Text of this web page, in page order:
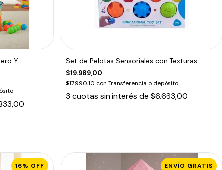
Y Set de Pelotas Sensoriales con Texturas
$19.989,00
$17.990,10 con Transferencia o depósito
3 cuotas sin interés de$6.663,00
16% OFF ENVÍO GRATIS